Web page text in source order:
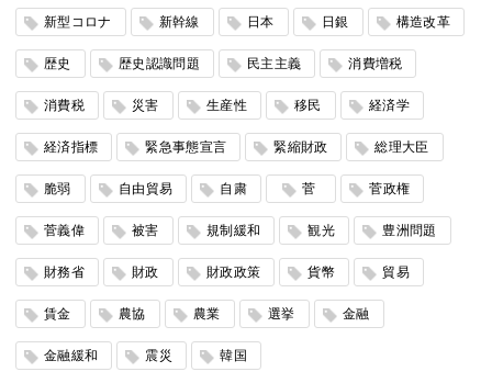
新型コロナ 新幹線 日本 日銀 構造改革
歴史 歴史認識問題 民主主義 消費増税
消費税 災害 生産性 移民 経済学
経済指標 緊急事態宣言 緊縮財政 総理大臣
脆弱 自由貿易 自粛 菅 菅政権
菅義偉 被害 規制緩和 観光 豊洲問題
財務省 財政 財政政策 貨幣 貿易
賃金 農協 農業 選挙 金融
金融緩和 震災 韓国